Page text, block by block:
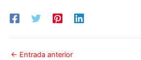
← Entrada anterior